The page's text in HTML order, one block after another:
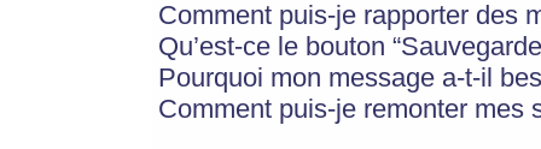
Comment puis-je rapporter des
Qu’est-ce le bouton
Pourquoi mon message a-t-il
Comment puis-je remonter mes